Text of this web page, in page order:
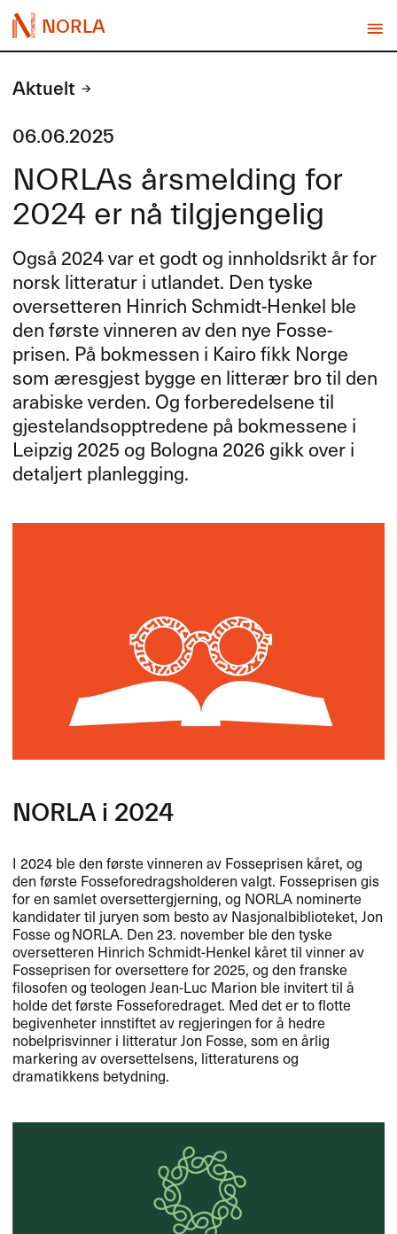
NORLA
Aktuelt
06.06.2025
NORLAs årsmelding for
2024 er nå tilgjengelig
Også 2024 var et godt og innholdsrikt år for
norsk litteratur i utlandet. Den tyske
oversetteren Hinrich Schmidt-Henkel ble
den første vinneren av den nye Fosse-
prisen. På bokmessen i Kairo fikk Norge
som æresgjest bygge en litterær bro til den
arabiske verden. Og forberedelsene til
gjestelandsopptredene på bokmessene i
Leipzig 2025 og Bologna 2026 gikk over i
detaljert planlegging.
NORLAi 2024
I 2024 ble den første vinneren av Fosseprisen kåret, og
den første Fosseforedragsholderen valgt. Fosseprisen gis
for en samlet oversettergjerning, og NORLA nominerte
kandidater til juryen som besto av Nasjonalbiblioteket, Jon
Fosse og NORLA. Den 23. november ble den tyske
oversetteren Hinrich Schmidt-Henkel kåret til vinner av
Fosseprisen for oversettere for 2025, og den franske
filosofen og teologen Jean-Luc Marion ble invitert til å
holde det første Fosseforedraget. Med det er to flotte
begivenheter innstiftet av regjeringen for å hedre
nobelprisvinner i litteratur Jon Fosse, som en årlig
markering av oversettelsens, litteraturens og
dramatikkens betydning.